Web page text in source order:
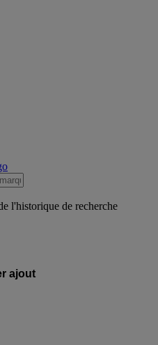
l'historique de recherche
ajout